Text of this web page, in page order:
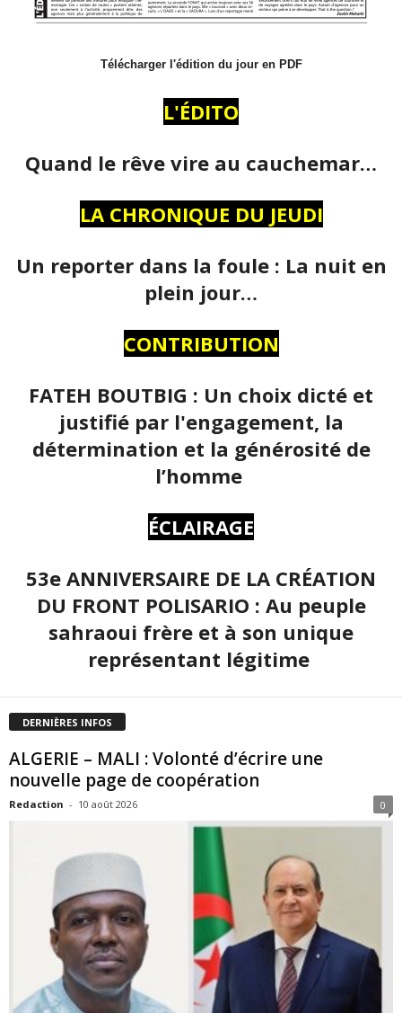
Télécharger l'édition du jour en PDF
L'ÉDITO
Quand le rêve vire au cauchemar…
LA CHRONIQUE DU JEUDI
Un reporter dans la foule : La nuit en
plein jour…
CONTRIBUTION
FATEH BOUTBIG : Un choix dicté et
justifié par l'engagement, la
détermination et la générosité de
l’homme
ÉCLAIRAGE
53e ANNIVERSAIRE DE LA CRÉATION
DU FRONT POLISARIO : Au peuple
sahraoui frère et à son unique
représentant légitime
DERNIÈRES INFOS
ALGERIE – MALI : Volonté d’écrire une
nouvelle page de coopération
Redaction - 10 août 2026 0